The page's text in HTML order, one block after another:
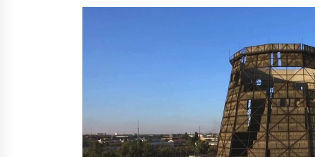
Пожежа з на Позняках: чоловік
підпалив квартиру через сімейну
6 років ago